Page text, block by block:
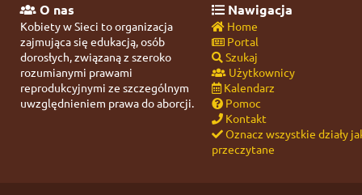
O nas
Kobiety w Sieci to organizacja
zajmująca się edukacją, osób
dorosłych, związaną z szeroko
rozumianymi prawami
reprodukcyjnymi ze szczególnym
uwzględnieniem prawa do aborcji.
Nawigacja
Home
Portal
Szukaj
Użytkownicy
Kalendarz
Pomoc
Kontakt
Oznacz wszystkie działy
przeczytane